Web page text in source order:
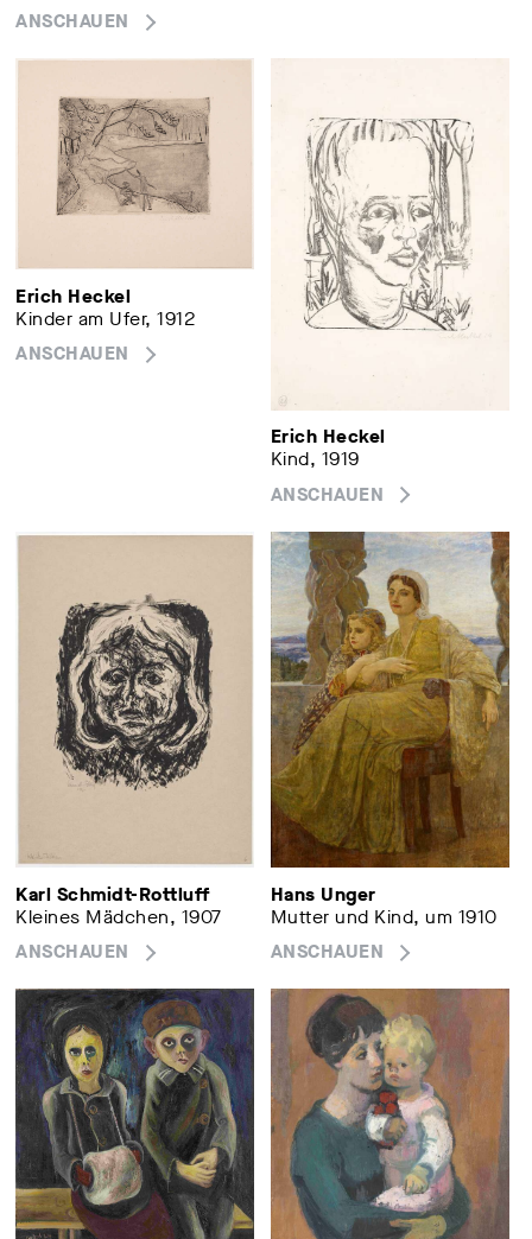
ANSCHAUEN
Erich Heckel
Kinder am Ufer, 1912
ANSCHAUEN
Erich Heckel
Kind, 1919
ANSCHAUEN
Karl Schmidt-Rottluff
Kleines Mädchen, 1907
ANSCHAUEN
Hans Unger
Mutter und Kind, um 1910
ANSCHAUEN